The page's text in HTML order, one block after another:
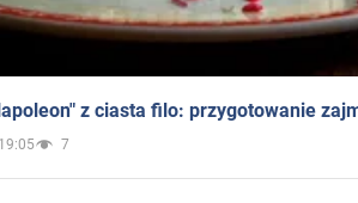
z ciasta filo: przygotowanie
7